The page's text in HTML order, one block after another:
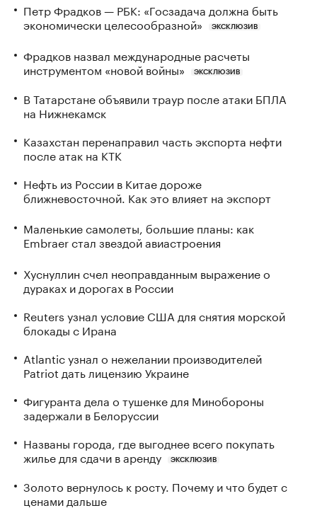
Петр Фрадков — РБК: «Госзадача должна быть
экономически целесообразной»
ЭКСКЛЮЗИВ
Фрадков назвал международные расчеты
инструментом «новой войны»
ЭКСКЛЮЗИВ
В Татарстане объявили траур после атаки БПЛА
на Нижнекамск
Казахстан перенаправил часть экспорта нефти
после атак на КТК
Нефть из России в Китае дороже
ближневосточной. Как это влияет на экспорт
Маленькие самолеты, большие планы: как
Embraer стал звездой авиастроения
Хуснуллин счел неоправданным выражение о
дураках и дорогах в России
Reuters узнал условие США для снятия морской
блокады с Ирана
Atlantic узнал о нежелании производителей
Patriot дать лицензию Украине
Фигуранта дела о тушенке для Минобороны
задержали в Белоруссии
Названы города, где выгоднее всего покупать
жилье для сдачи в аренду
ЭКСКЛЮЗИВ
Золото вернулось к росту. Почему и что будет с
ценами дальше